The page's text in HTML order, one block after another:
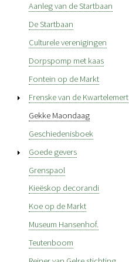
Aanleg van de Startbaan
De Startbaan
Culturele verenigingen
Dorpspomp met kaas
Fontein op de Markt
Frenske van de Kwartelemert
Gekke Maondaag
Geschiedenisboek
Goede gevers
Grenspaol
Kieëskop decorandi
Koe op de Markt
Museum Hansenhof.
Teutenboom